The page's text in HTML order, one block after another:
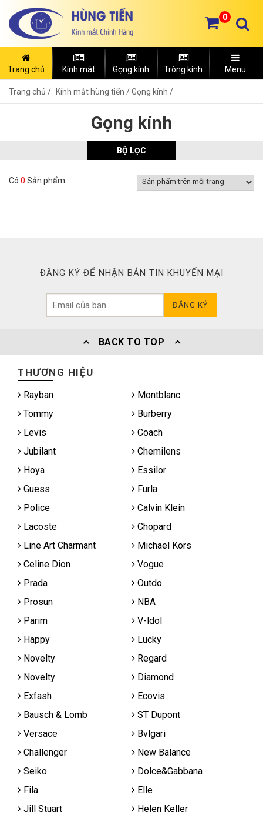
0
Trang chủ Kính mát Gọng kính Tròng kính Menu
Trang chủ Kính mắt hùng tiến /Gọng kính /
Gọng kính
BỘ LỌC
Có 0 Sản phẩm
ĐĂNG KÝ ĐỂ NHẬN BẢN TIN KHUYẾN MẠI
ĐĂNG KÝ
BACK TO TOP
THƯƠNG HIỆU
Rayban
Montblanc
Tommy
Burberry
Levis
Coach
Jubilant
Chemilens
Hoya
Essilor
Guess
Furla
Police
Calvin Klein
Lacoste
Chopard
Line Art Charmant
Michael Kors
Celine Dion
Vogue
Prada
Outdo
Prosun
NBA
Parim
V-ldol
Happy
Lucky
Novelty
Regard
Novelty
Diamond
Exfash
Ecovis
Bausch & Lomb
ST Dupont
Versace
Bvlgari
Challenger
New Balance
Seiko
Dolce&Gabbana
Fila
Elle
Jill Stuart
Helen Keller